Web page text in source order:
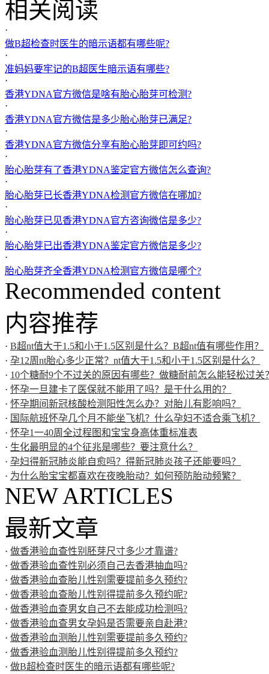
相关阅读
·
做B超检查时医生的暗示语都有哪些呢?
·
准妈妈要牢记的B超医生暗示语有哪些?
·
香港YDNA官方微信是啥有胎心胎芽可检测?
·
香港YDNA官方微信是多少胎心胎芽已满足?
·
香港YDNA官方微信分享有胎心胎芽即可约吗?
·
胎心胎芽有了香港YDNA鉴定官方微信怎么查询?
·
胎心胎芽已长香港YDNA检测官方微信在哪加?
·
胎心胎芽已见香港YDNA官方咨询微信是多少?
·
胎心胎芽已出香港YDNA鉴定官方微信是多少?
·
胎心胎芽齐全香港YDNA检测官方微信是哪个?
Recommended content
内容推荐
· B超nt值大于1.5和小于1.5区别是什么？B超nt值有哪些作用？
· 孕12周nt胎心多少正常？nt值大于1.5和小于1.5区别是什么？
· 10个糖耐9个不过关的原因有哪些？做糖耐前怎么能轻松过关
· 怀孕一旦建卡了医保就不能用了吗？是干什么用的？
· 怀孕期间新冠核酸检测阳性怎么办？对胎儿有影响吗？
· 国际航班怀孕几个月不能坐飞机？什么孕妇不适合乘飞机？
· 怀孕1一40周全过程图和宝宝身高体重标准表
· 生化最明显的4个征兆是哪些？要注意什么？
· 孕妇得新冠肺炎能自愈吗？得新冠肺炎孩子还能要吗？
· 为什么胎宝宝都喜欢在夜晚胎动？如何预防胎动频繁？
NEW ARTICLES
最新文章
· 做香港验血查性别胚芽尺寸多少才靠谱?
· 做香港验血查性别必须自己去香港抽血吗?
· 做香港验血查胎儿性别需要提前多久预约?
· 做香港验血查胎儿性别得提前多久预约呢?
· 做香港验血查男女自己不去能成功检测吗?
· 做香港验血查男女孕妈是否需要亲自赴港?
· 做香港验血测胎儿性别需要提前多久预约?
· 做香港验血测胎儿性别得提前多久预约?
· 做B超检查时医生的暗示语都有哪些呢?